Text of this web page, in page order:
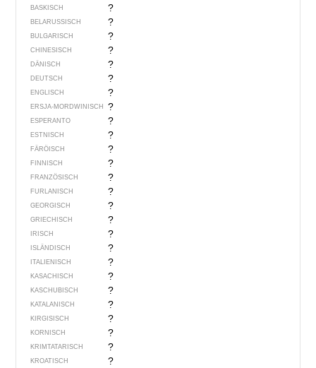
BASKISCH ?
BELARUSSISCH ?
BULGARISCH ?
CHINESISCH ?
DÄNISCH ?
DEUTSCH ?
ENGLISCH ?
ERSJA-MORDWINISCH ?
ESPERANTO ?
ESTNISCH ?
FÄRÖISCH ?
FINNISCH ?
FRANZÖSISCH ?
FURLANISCH ?
GEORGISCH ?
GRIECHISCH ?
IRISCH ?
ISLÄNDISCH ?
ITALIENISCH ?
KASACHISCH ?
KASCHUBISCH ?
KATALANISCH ?
KIRGISISCH ?
KORNISCH ?
KRIMTATARISCH ?
KROATISCH ?